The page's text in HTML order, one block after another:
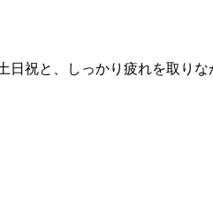
祝と、しっかり疲れを取り